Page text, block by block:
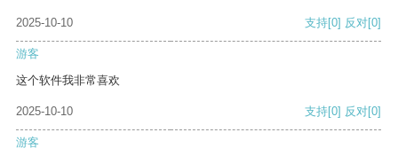
2025-10-10 支持[0] 反对[0]
游客
这个软件我非常喜欢
2025-10-10 支持[0] 反对[0]
游客